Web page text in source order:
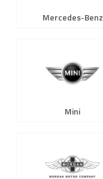
Mercedes-Benz
Mini